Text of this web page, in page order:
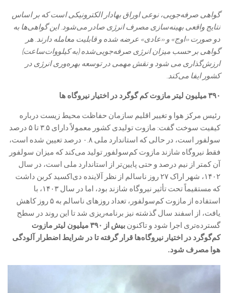
گواهی صرفه‌جویی، نوعی اوراق بهادار الکترونیکی است که بر اساس
نتایج واقعی بهینه‌سازی مصرف انرژی صادر می‌شود. این گواهی‌ها به
دو صورت «اوج» و «عادی» عرضه شده و قابلیت معامله دارند. هر
گواهی بر حسب میزان انرژی صرفه‌جویی‌شده (به کیلووات‌ساعت)
ارزش‌گذاری می شود و نقش مهمی در توسعه بهره‌وری انرژی در
کشور ایفا می‌کند.
۳۹۰ میلیون لیتر مازوت کم گوگرد در اختیار نیروگاه ها
رئیس مرکز هوا و تغییر اقلیم سازمان حفاظت محیط زیست درباره
کیفیت سوخت گفت: مازوت تولیدی کشور معمولاً دارای ۳.۵ تا ۵ درصد
سولفور است، در حالی که استاندارد ملی ۰.۸ درصد تعیین شده است،
فقط نیروگاه شازند مازوت کم‌سولفور تولید می‌کند که میزان سولفور
آن کمتر از نیم درصد و حتی پایین‌تر از استاندارد ملی است، در سال
۱۴۰۲، شهر اراک ۲۷ روز ناسالم از نظر آلاینده دی‌اکسید کربن داشت
که مستقیماً تحت تأثیر نیروگاه شازند بود، اما در سال ۱۴۰۳، با
استفاده از مازوت کم‌سولفور، تعداد روزهای ناسالم به ۵ روز کاهش
یافت، از اسفند سال گذشته نیز برنامه‌ریزی شد تا این روند در سطح
گسترده‌تری اجرا شود و تاکنون
بیش از ۳۹۰ میلیون لیتر مازوت
کم‌گوگرد در اختیار نیروگاه‌ها قرار گرفته تا در شرایط اضطرار آلودگی
هوا مصرف شود.